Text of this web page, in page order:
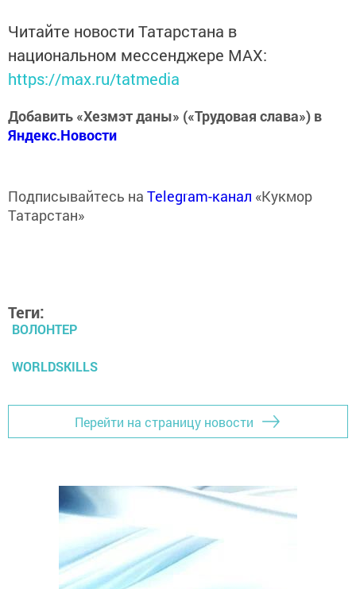
Читайте новости Татарстана в
национальном мессенджере MАХ:
https://max.ru/tatmedia
Добавить «Хезмэт даны» («Трудовая слава») в
Яндекс.Новости
Подписывайтесь на Telegram-канал «Кукмор
Татарстан»
Теги:
ВОЛОНТЕР
WORLDSKILLS
Перейти на страницу новости